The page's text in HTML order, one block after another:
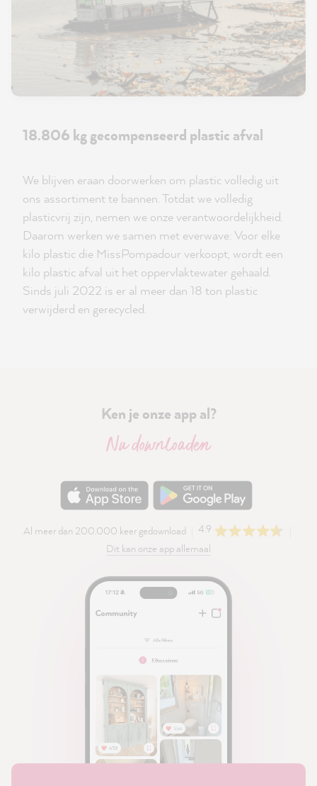
18.806 kg gecompenseerd plastic afval
We blijven eraan doorwerken om plastic volledig uit
ons assortiment te bannen. Totdat we volledig
plasticvrij zijn, nemen we onze verantwoordelijkheid.
Daarom werken we samen met everwave: Voor elke
kilo plastic die MissPompadour verkoopt, wordt een
kilo plastic afval uit het oppervlaktewater gehaald.
Sinds juli 2022 is er al meer dan 18 ton plastic
verwijderd en gerecycled.
Ken je onze app al?
Nu downloaden
Al meer dan 200.000 keer gedownload
4.9
Dit kan onze app allemaal